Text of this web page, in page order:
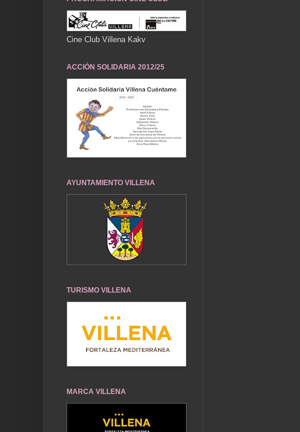
Cine Club Villena Kakv
ACCIÓN SOLIDARIA 2012/25
AYUNTAMIENTO VILLENA
TURISMO VILLENA
MARCA VILLENA